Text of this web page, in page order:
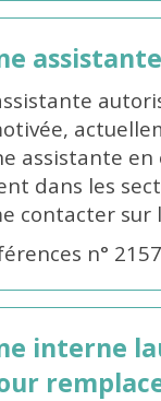
assistante en
dans les
contacter sur
n°
interne